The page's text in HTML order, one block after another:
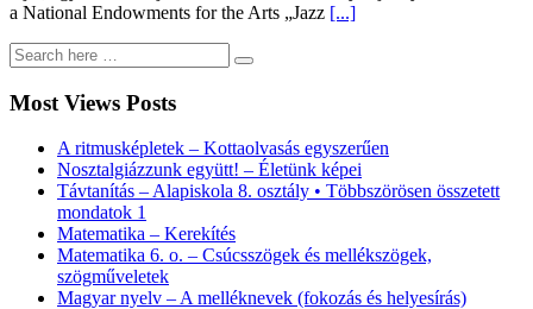
a National Endowments for the Arts „Jazz [...]
Most Views Posts
A ritmusképletek – Kottaolvasás egyszerűen
Nosztalgiázzunk együtt! – Életünk képei
Távtanítás – Alapiskola 8. osztály • Többszörösen összetett
mondatok 1
Matematika – Kerekítés
Matematika 6. o. – Csúcsszögek és mellékszögek,
szögműveletek
Magyar nyelv – A melléknevek (fokozás és helyesírás)